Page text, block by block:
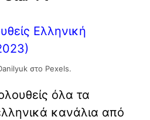
στο Pexels.
όλα τα
κανάλια από